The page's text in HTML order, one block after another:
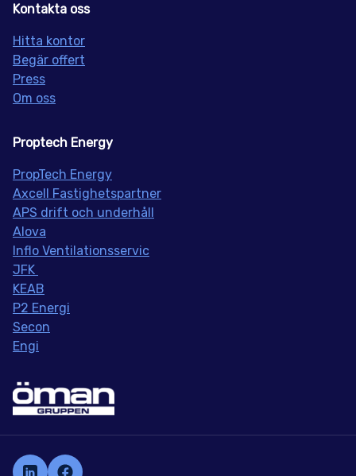
Kontakta oss
Hitta kontor
Begär offert
Press
Om oss
Proptech Energy
PropTech Energy
Axcell Fastighetspartner
APS drift och underhåll
Alova
Inflo Ventilationsservic
JFK
KEAB
P2 Energi
Secon
Engi